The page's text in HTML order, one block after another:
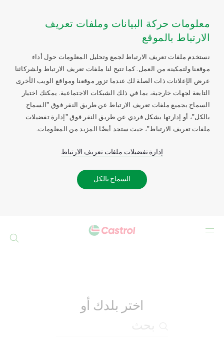
معلومات حركة البيانات وملفات تعريف
الارتباط بالموقع
نستخدم ملفات تعريف الارتباط لجمع وتحليل المعلومات حول أداء
موقعنا ولتمكينه من العمل. كما تتيح لنا ملفات تعريف الارتباط ولشركائنا
عرض الإعلانات ذات الصلة لك عندما تزور موقعنا ومواقع الويب الأخرى
التابعة لجهات خارجية، بما في ذلك الشبكات الاجتماعية. يمكنك اختيار
السماح بجميع ملفات تعريف الارتباط عن طريق النقر فوق "السماح
بالكل"، أو إدارتها بشكل فردي عن طريق النقر فوق "إدارة تفضيلات
ملفات تعريف الارتباط"، حيث ستجد أيضًا المزيد من المعلومات.
إدارة تفضيلات ملفات تعريف الارتباط
السماح بالكل
اختر بلدك أو